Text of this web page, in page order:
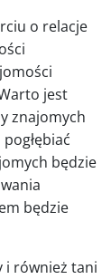
o relacje
jest
znajomych
będzie
będzie
i również tani